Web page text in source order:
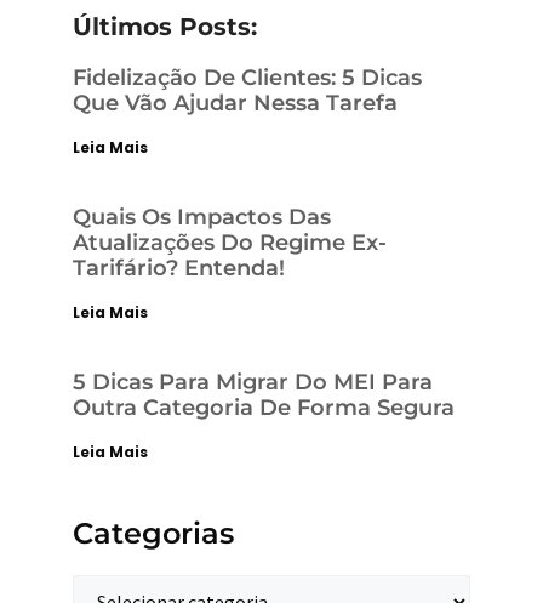
Últimos Posts:
Fidelização De Clientes: 5 Dicas
Que Vão Ajudar Nessa Tarefa
Leia Mais
Quais Os Impactos Das
Atualizações Do Regime Ex-
Tarifário? Entenda!
Leia Mais
5 Dicas Para Migrar Do MEI Para
Outra Categoria De Forma Segura
Leia Mais
Categorias